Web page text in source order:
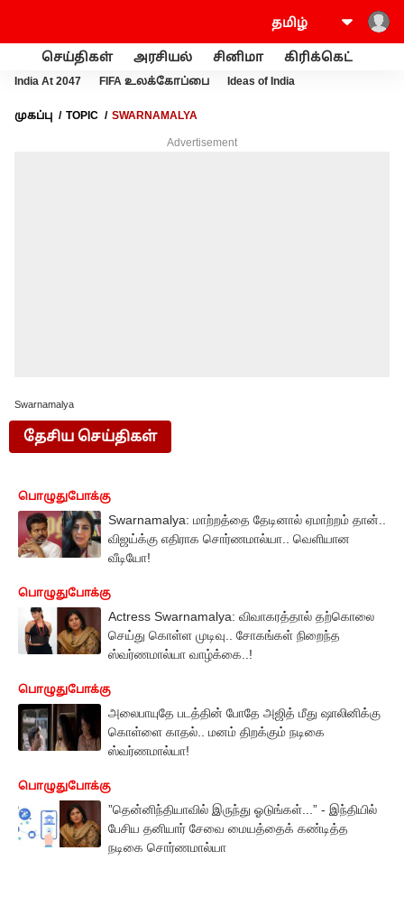
செய்திகள் அரசியல் சினிமா கிரிக்கெட்
India At 2047 FIFA உலக்கோப்பை Ideas of India
முகப்பு TOPIC SWARNAMALYA
Advertisement
Swarnamalya
தேசிய செய்திகள்
பொழுதுபோக்கு
Swarnamalya: மாற்றத்தை தேடினால் ஏமாற்றம் தான்..
விஜய்க்கு எதிராக சொர்ணமால்யா.. வெளியான
வீடியோ!
பொழுதுபோக்கு
Actress Swarnamalya: விவாகரத்தால் தற்கொலை
செய்து கொள்ள முடிவு.. சோகங்கள் நிறைந்த
ஸ்வர்ணமால்யா வாழ்க்கை..!
பொழுதுபோக்கு
அலைபாயுதே படத்தின் போதே அஜித் மீது ஷாலினிக்கு
கொள்ளை காதல்.. மனம் திறக்கும் நடிகை
ஸ்வர்ணமால்யா!
பொழுதுபோக்கு
”தென்னிந்தியாவில் இருந்து ஓடுங்கள்...” - இந்தியில்
பேசிய தனியார் சேவை மையத்தைக் கண்டித்த
நடிகை சொர்ணமால்யா